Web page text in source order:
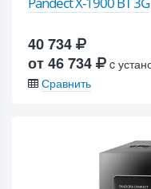
40 734
от 46 734
c
Сравнить